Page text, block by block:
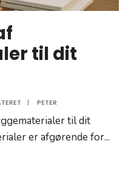
til dit
| PETER
til dit
er afgørende for...